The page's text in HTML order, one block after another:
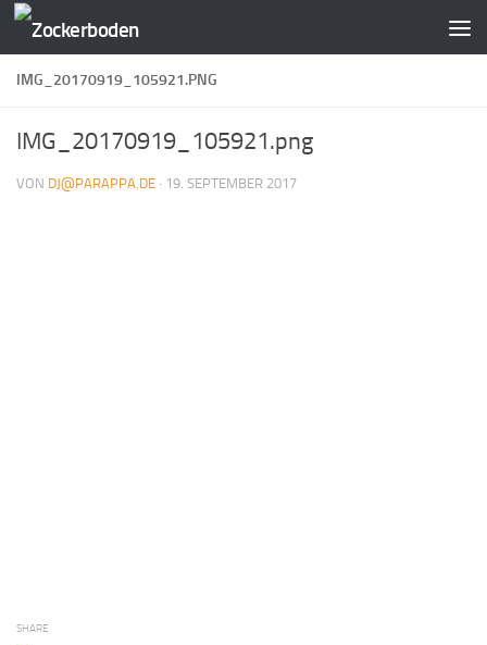
Zum Inhalt springen
IMG_20170919_105921.PNG
IMG_20170919_105921.png
VON DJ@PARAPPA.DE · 19. SEPTEMBER 2017
SHARE